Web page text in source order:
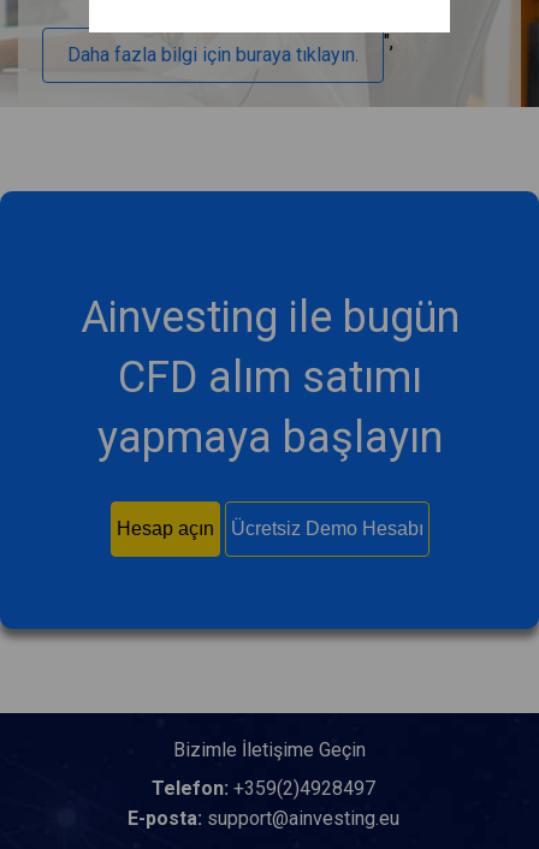
Daha fazla bilgi için buraya tıklayın.
",
Ainvesting ile bugün
CFD alım satımı
yapmaya başlayın
Hesap açın Ücretsiz Demo Hesabı
Bizimle İletişime Geçin
Telefon: +359(2)4928497
E-posta: support@ainvesting.eu